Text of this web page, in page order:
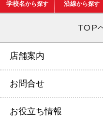
学校名から探す 沿線から探す
TOP
店舗案内
お問合せ
お役立ち情報